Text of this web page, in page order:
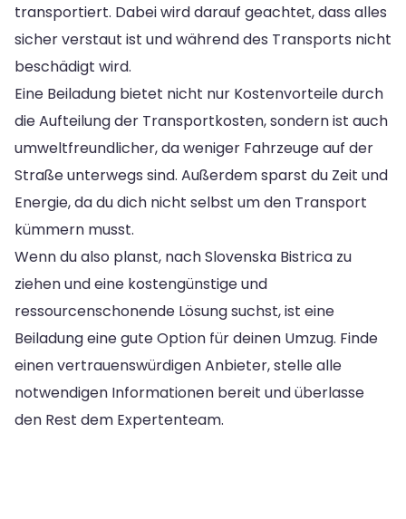
transportiert. Dabei wird darauf geachtet, dass alles
sicher verstaut ist und während des Transports nicht
beschädigt wird.
Eine Beiladung bietet nicht nur Kostenvorteile durch
die Aufteilung der Transportkosten, sondern ist auch
umweltfreundlicher, da weniger Fahrzeuge auf der
Straße unterwegs sind. Außerdem sparst du Zeit und
Energie, da du dich nicht selbst um den Transport
kümmern musst.
Wenn du also planst, nach Slovenska Bistrica zu
ziehen und eine kostengünstige und
ressourcenschonende Lösung suchst, ist eine
Beiladung eine gute Option für deinen Umzug. Finde
einen vertrauenswürdigen Anbieter, stelle alle
notwendigen Informationen bereit und überlasse
den Rest dem Expertenteam.